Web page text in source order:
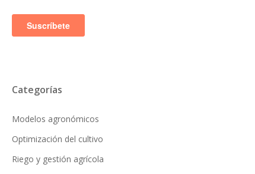
Categorías
Modelos agronómicos
Optimización del cultivo
Riego y gestión agrícola